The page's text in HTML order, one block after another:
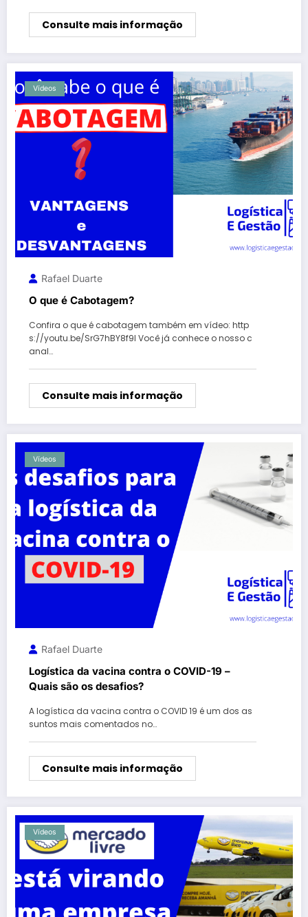
Consulte mais informação
Vídeos
Rafael Duarte
O que é Cabotagem?
Confira o que é cabotagem também em vídeo: http
s://youtu.be/SrG7hBY8f9I Você já conhece o nosso c
anal…
Consulte mais informação
Vídeos
Rafael Duarte
Logística da vacina contra o COVID-19 –
Quais são os desafios?
A logística da vacina contra o COVID 19 é um dos as
suntos mais comentados no…
Consulte mais informação
Vídeos